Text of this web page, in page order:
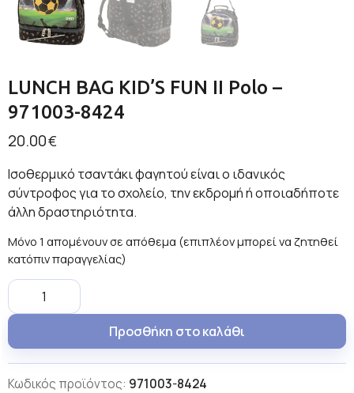
LUNCH BAG KID’S FUN II Polo –
971003-8424
20.00€
Ισοθερμικό τσαντάκι φαγητού είναι ο ιδανικός
σύντροφος για το σχολείο, την εκδρομή ή οποιαδήποτε
άλλη δραστηριότητα.
Μόνο 1 απομένουν σε απόθεμα (επιπλέον μπορεί να ζητηθεί
κατόπιν παραγγελίας)
Προσθήκη στο καλάθι
Κωδικός προϊόντος: 971003-8424